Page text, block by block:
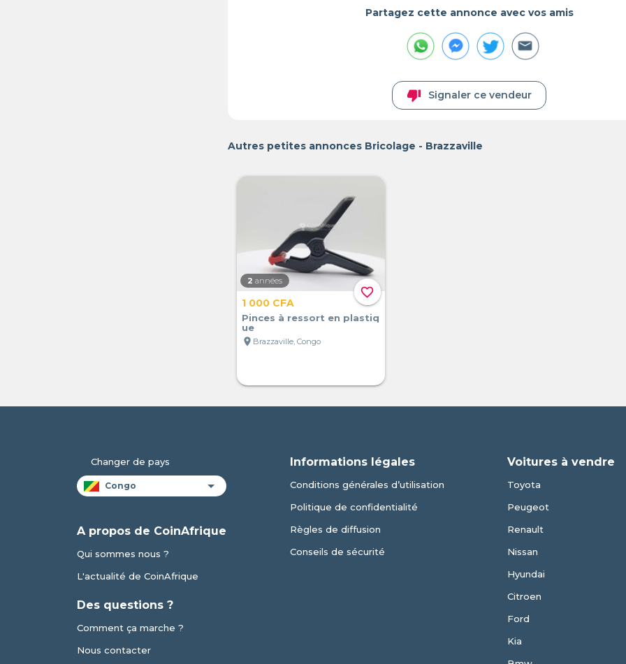
Partagez cette annonce avec vos amis
thumb_down Signaler ce vendeur
Autres petites annonces Bricolage - Brazzaville
favorite_border
2 années
1 000 CFA
Pinces à ressort en plastiq
ue
location_on Brazzaville, Congo
Changer de pays
A propos de CoinAfrique
Qui sommes nous ?
L'actualité de CoinAfrique
Des questions ?
Comment ça marche ?
Nous contacter
Informations légales
Conditions générales d’utilisation
Politique de confidentialité
Règles de diffusion
Conseils de sécurité
Voitures à vendre
Toyota
Peugeot
Renault
Nissan
Hyundai
Citroen
Ford
Kia